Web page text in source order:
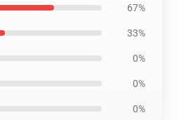
67%
33%
0%
0%
0%